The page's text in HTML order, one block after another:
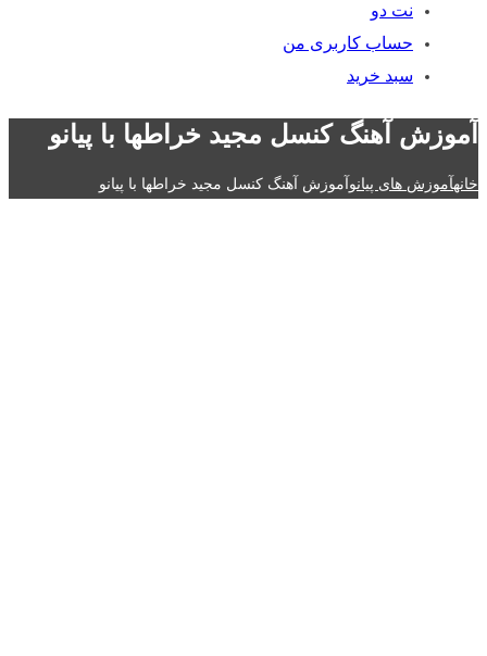
نت دو
حساب کاربری من
سبد خرید
آموزش آهنگ کنسل مجید خراطها با پیانو
خانهآموزش های پیانوآموزش آهنگ کنسل مجید خراطها با پیانو